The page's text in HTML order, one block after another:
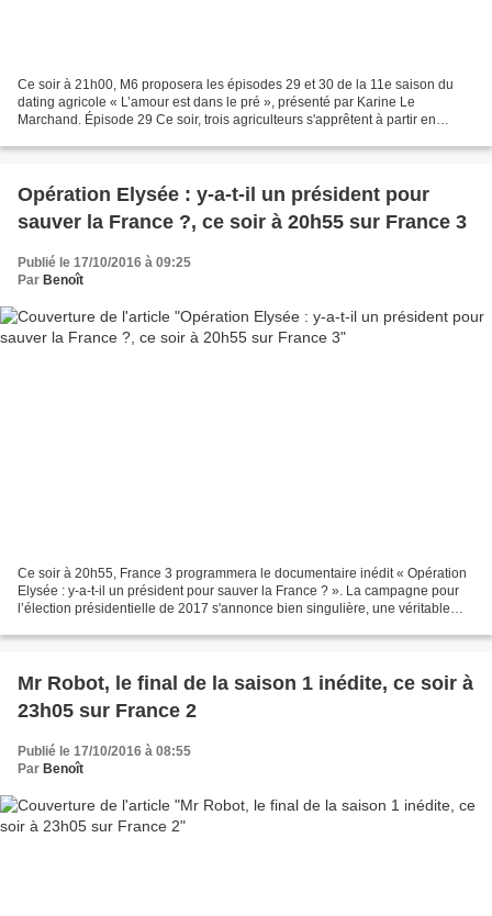
Ce soir à 21h00, M6 proposera les épisodes 29 et 30 de la 11e saison du
dating agricole « L’amour est dans le pré », présenté par Karine Le
Marchand. Épisode 29 Ce soir, trois agriculteurs s'apprêtent à partir en
Opération Elysée : y-a-t-il un président pour
sauver la France ?, ce soir à 20h55 sur France 3
Publié le 17/10/2016 à 09:25
Par Benoît
Ce soir à 20h55, France 3 programmera le documentaire inédit « Opération
Elysée : y-a-t-il un président pour sauver la France ? ». La campagne pour
l’élection présidentielle de 2017 s'annonce bien singulière, une véritable
Mr Robot, le final de la saison 1 inédite, ce soir à
23h05 sur France 2
Publié le 17/10/2016 à 08:55
Par Benoît